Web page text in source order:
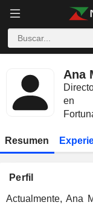
Ana
en
Resumen
Perfil
Actualmente, Ana